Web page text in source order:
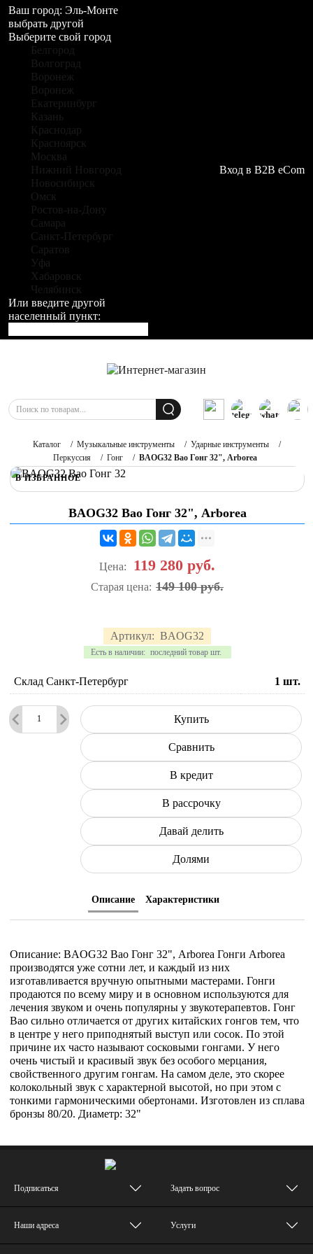
Ваш город: Эль-Монте
выбрать другой
Выберите свой город
Белгород
Волгоград
Воронеж
Воронеж
Екатеринбург
Казань
Краснодар
Красноярск
Москва
Нижний Новгород
Новосибирск
Омск
Ростов-на-Дону
Самара
Санкт-Петербург
Саратов
Уфа
Хабаровск
Челябинск
Или введите другой
населенный пункт:
Вход в B2B eCom
Каталог / Музыкальные инструменты / Ударные инструменты
/
Перкуссия
/ Гонг / BAOG32 Bao Гонг 32", Arborea
В ИЗБРАННОЕ
BAOG32 Bao Гонг 32", Arborea
Артикул: BAOG32
Есть в наличии: последний товар шт.
Цена: 119 280 руб.
Старая цена: 149 100 руб.
Склад Санкт-Петербург 1 шт.
Купить
Сравнить
В кредит
В рассрочку
Давай делить
Долями
Описание Характеристики
Описание: BAOG32 Bao Гонг 32", Arborea Гонги Arborea
производятся уже сотни лет, и каждый из них
изготавливается вручную опытными мастерами. Гонги
продаются по всему миру и в основном используются для
лечения звуком и очень популярны у звукотерапевтов. Гонг
Bao сильно отличается от других китайских гонгов тем, что
в центре у него приподнятый выступ или сосок. По этой
причине их часто называют сосковыми гонгами. У него
очень чистый и красивый звук без особого мерцания,
свойственного другим гонгам. На самом деле, это скорее
колокольный звук с характерной высотой, но при этом с
тонкими гармоническими обертонами. Изготовлен из сплава
бронзы 80/20. Диаметр: 32"
Подписаться
Наши адреса
Задать вопрос
Услуги